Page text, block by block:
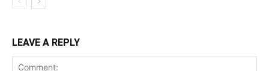
LEAVE A REPLY